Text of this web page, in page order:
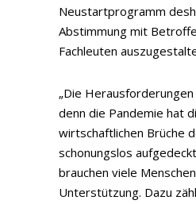
Neustartprogramm
Abstimmung mit
Fachleuten
„Die
denn die Pandemie hat
wirtschaftlichen Brüche
schonungslos
brauchen viele
Unterstützung. Dazu